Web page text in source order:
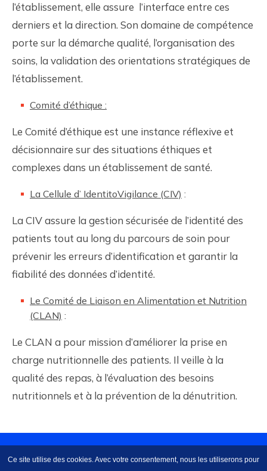
l’établissement, elle assure l’interface entre ces
derniers et la direction. Son domaine de compétence
porte sur la démarche qualité, l’organisation des
soins, la validation des orientations stratégiques de
l’établissement.
Comité d’éthique :
Le Comité d’éthique est une instance réflexive et
décisionnaire sur des situations éthiques et
complexes dans un établissement de santé.
La Cellule d’ IdentitoVigilance (CIV) :
La CIV assure la gestion sécurisée de l’identité des
patients tout au long du parcours de soin pour
prévenir les erreurs d’identification et garantir la
fiabilité des données d’identité.
Le Comité de Liaison en Alimentation et Nutrition
(CLAN) :
Le CLAN a pour mission d’améliorer la prise en
charge nutritionnelle des patients. Il veille à la
qualité des repas, à l’évaluation des besoins
nutritionnels et à la prévention de la dénutrition.
Ce site utilise des cookies. Avec votre consentement, nous les utiliserons pour